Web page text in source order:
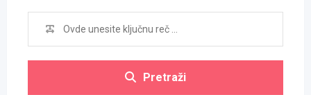
Pretraži